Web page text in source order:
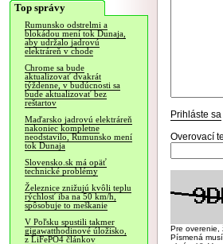
Top správy
Rumunsko odstrelmi a
blokádou mení tok Dunaja,
aby udržalo jadrovú
elektráreň v chode
Chrome sa bude
aktualizovať dvakrát
týždenne, v budúcnosti sa
bude aktualizovať bez
reštartov
Maďarsko jadrovú elektráreň
nakoniec kompletne
neodstavilo, Rumunsko mení
tok Dunaja
Slovensko.sk má opäť
technické problémy
Železnice znižujú kvôli teplu
rýchlosť iba na 50 km/h,
spôsobuje to meškanie
V Poľsku spustili takmer
gigawatthodinové úložisko,
z LiFePO4 článkov
Prihláste sa
Overovací
Pre overenie,
Písmená